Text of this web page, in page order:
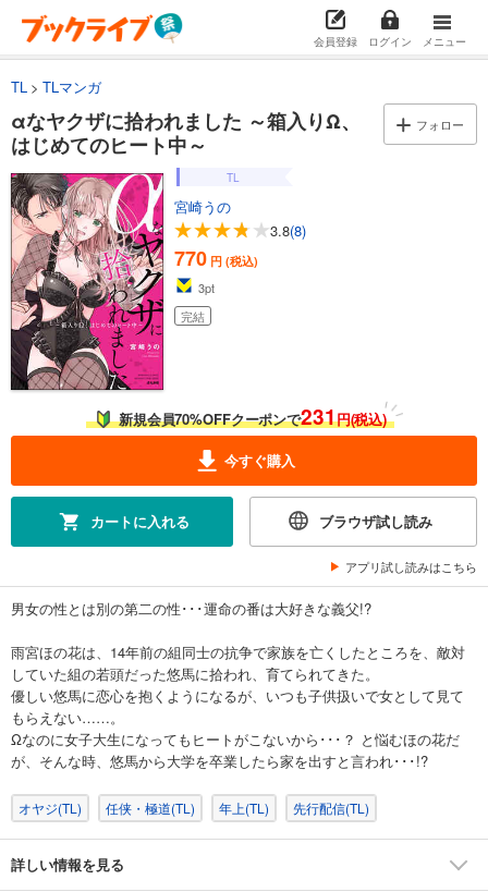
会員登録 ログイン メニュー
TL TLマンガ
αなヤクザに拾われました ～箱入りΩ、
はじめてのヒート中～
フォロー
TL
宮崎うの
3.8(8)
770 円 (税込)
3pt
完結
新規会員70%OFFクーポンで231円(税込)
今すぐ購入
カートに入れる ブラウザ試し読み
アプリ試し読みはこちら
男女の性とは別の第二の性･･･運命の番は大好きな義父!?
雨宮ほの花は、14年前の組同士の抗争で家族を亡くしたところを、敵対
していた組の若頭だった悠馬に拾われ、育てられてきた。
優しい悠馬に恋心を抱くようになるが、いつも子供扱いで女として見て
もらえない……。
Ωなのに女子大生になってもヒートがこないから･･･？ と悩むほの花だ
が、そんな時、悠馬から大学を卒業したら家を出すと言われ･･･!?
オヤジ(TL) 任侠・極道(TL) 年上(TL) 先行配信(TL)
詳しい情報を見る